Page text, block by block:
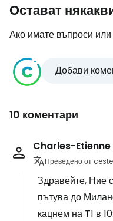
Остават
Ако имате въпроси или
Добави
10 коментари
Charles-
Преведено от
Здравейте, Ние
пътува до
кацнем на T1 в